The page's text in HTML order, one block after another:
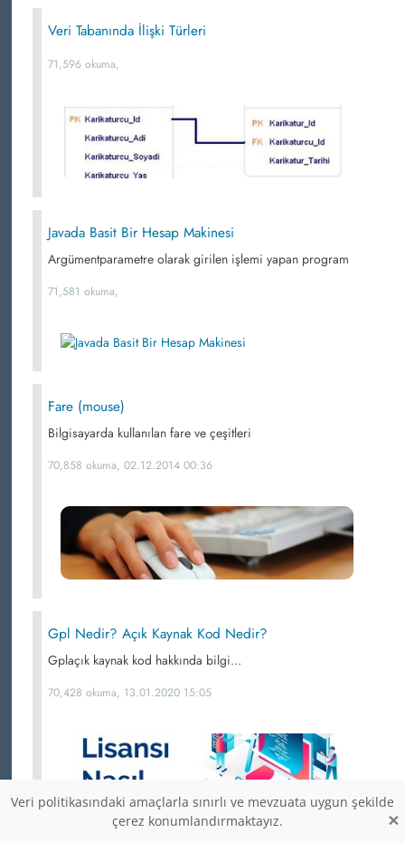
Veri Tabanında İlişki Türleri
71,596 okuma,
Javada Basit Bir Hesap Makinesi
Argümentparametre olarak girilen işlemi yapan program
71,581 okuma,
Fare (mouse)
Bilgisayarda kullanılan fare ve çeşitleri
70,858 okuma, 02.12.2014 00:36
Gpl Nedir? Açık Kaynak Kod Nedir?
Gplaçık kaynak kod hakkında bilgi...
70,428 okuma, 13.01.2020 15:05
Veri politikasındaki amaçlarla sınırlı ve mevzuata uygun şekilde
çerez konumlandırmaktayız.
×